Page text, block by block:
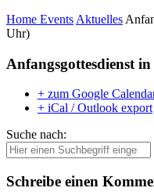
Home Events Aktuelles
Uhr)
Anfangsgottesdienst
+ zum Google
+ iCal / Outlook export
Suche nach:
Schreibe einen